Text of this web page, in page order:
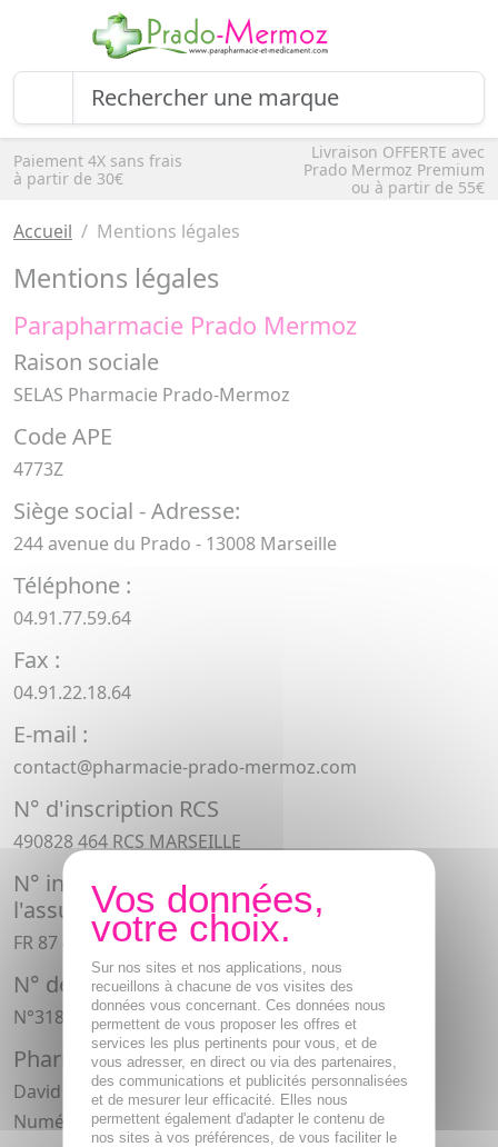
Paiement 4X sans frais
à partir de 30€
Livraison OFFERTE avec
Prado Mermoz Premium
ou à partir de 55€
Accueil Mentions légales
Mentions légales
Parapharmacie Prado Mermoz
Raison sociale
SELAS Pharmacie Prado-Mermoz
Code APE
4773Z
Siège social - Adresse:
244 avenue du Prado - 13008 Marseille
Téléphone :
04.91.77.59.64
Fax :
04.91.22.18.64
E-mail :
contact@pharmacie-prado-mermoz.com
N° d'inscription RCS
490828 464 RCS MARSEILLE
N° individuel d'identification relatif à
l'assujettissement à la TVA
FR 87 490 828 464
N° de licence de l'officine
N°3183
Pharmaciens titulaires
David ABENHAIM
Numéro RPPS : 10 000 36 50 30
Sur nos sites et nos applications, nous
recueillons à chacune de vos visites des
données vous concernant. Ces données nous
permettent de vous proposer les offres et
services les plus pertinents pour vous, et de
vous adresser, en direct ou via des partenaires,
des communications et publicités personnalisées
et de mesurer leur efficacité. Elles nous
permettent également d'adapter le contenu de
nos sites à vos préférences, de vous faciliter le